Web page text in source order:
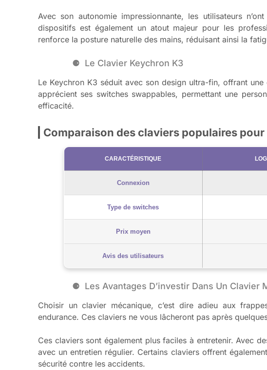
Avec son autonomie impressionnante, les utilisateurs
dispositifs est également un atout majeur pour les
renforce la posture naturelle des mains, réduisant ainsi la
Le Clavier Keychron K3
Le Keychron K3 séduit avec son design ultra-fin, offrant
apprécient ses switches swappables, permettant une
efficacité.
Comparaison des claviers populaires pour
CARACTÉRISTIQUE
Connexion
Type de switches
Prix moyen
Avis des utilisateurs
Les Avantages D’investir Dans Un Clavier
Choisir un clavier mécanique, c’est dire adieu aux
endurance. Ces claviers ne vous lâcheront pas après
Ces claviers sont également plus faciles à entretenir. Avec
avec un entretien régulier. Certains claviers offrent
sécurité contre les accidents.